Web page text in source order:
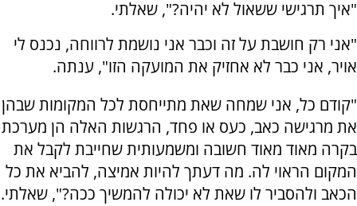
"איך תרגישי ששאול לא יהיה?", שאלתי.
"אני רק חושבת על זה וכבר אני נושמת לרווחה, נכנס לי
אויר, אני כבר לא אחזיק את המועקה הזו", ענתה.
"קודם כל, אני שמחה שאת מתייחסת לכל המקומות שבהן
את מרגישה כאב, כעס או פחד, הרגשות האלה הן מערכת
בקרה מאוד מאוד חשובה ומשמעותית שחייבת לקבל את
המקום הראוי לה. מה דעתך להיות אמיצה, להביא את כל
הכאב ולהסביר לו שאת לא יכולה להמשיך ככה?", שאלתי.